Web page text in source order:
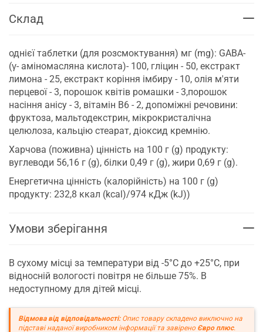
Склад
однієї таблетки (для розсмоктування) мг (mg): GABA-
(γ- аміномасляна кислота)- 100, гліцин - 50, екстракт
лимона - 25, екстракт коріння імбиру - 10, олія м'яти
перцевої - 3, порошок квітів ромашки - 3,порошок
насіння анісу - 3, вітамін В6 - 2, допоміжні речовини:
фруктоза, мальтодекстрин, мікрокристалічна
целюлоза, кальцію стеарат, діоксид кремнію.
Харчова (поживна) цінність на 100 г (g) продукту:
вуглеводи 56,16 г (g), білки 0,49 г (g), жири 0,69 г (g).
Енергетична цінність (калорійність) на 100 г (g)
продукту: 232,8 ккал (kcal)/974 кДж (kJ))
Умови зберігання
В сухому місці за температури від -5°С до +25°С, при
відносній вологості повітря не більше 75%. В
недоступному для дітей місці.
Відмова від відповідальності:Опис товару складено виключно на
підставі наданої виробником інформації та завірено Євро плюс.